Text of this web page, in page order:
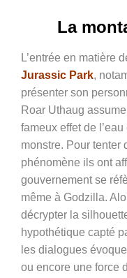
La
L’entrée en matière
Jurassic Park,
présenter son
Roar Uthaug
fameux effet de
monstre. Pour tenter
phénomène ils ont
gouvernement se
même à Godzilla.
décrypter la
hypothétique capté
les dialogues
ou encore une force